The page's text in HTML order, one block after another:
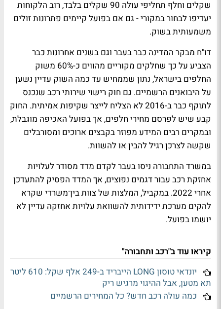
שקלים וחלף תחליפי עולה 90 שקלים בלבד, רוב הלקוחות
יעדיפו לבחור במקורי - גם אם בפועל קיימים פתרונות זולים
משמעותית בשוק.
דו"ח מבקר המדינה כבר בעבר וגם בשנים אחרונות כבר
הצביע על כך שחלקים מקוריים מהווים כ-60% משוק
החלפים בישראל, נתון שממחיש עד כמה השוק עדיין נשען
על היבואנים הרשמיים. גם חוק רישוי שירותי רכב שנכנס
לתוקף כבר ב-2016 לא הצליח לייצר שקיפות אמיתית. החוק
קבע שיש לפרסם מחירי חלפים, אך בפועל האכיפה מוגבלת,
ובמקרים רבים המידע מפוזר בקבצים ארוכים ומסורבלים
שקשה לצרכן רגיל להבין או להשוות.
במשרד התחבורה ניסו בעבר לקדם מדד מסודר לעלויות
אחזקת רכב עבור דגמים נפוצים, אך המדד הפסיק להתעדכן
אחרי 2022. במקביל, המלצות של צוות בין־משרדי שקרא
להקים מערכת ידידותית להשוואת עלויות אחזקה עדיין לא
יושמו בפועל.
קיראו עוד ב"רכב ותחבורה"
יונדאי טוסון LONG הייבריד ב-249 אלף שקל: 610 ליטר
תא מטען, אבל ההיגוי מרגיש ריק
כמה עולה רכב חדש? כל המחירים הרשמיים